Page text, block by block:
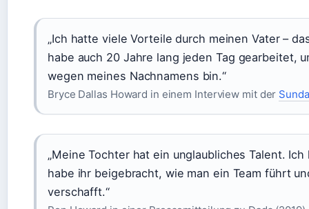
„Ich hatte viele Vorteile durch meinen Vater –
habe auch 20 Jahre lang jeden Tag gearbeitet,
wegen meines Nachnamens bin.“
Bryce Dallas Howard in einem Interview mit der
„Meine Tochter hat ein unglaubliches Talent.
habe ihr beigebracht, wie man ein Team führt
verschafft.“